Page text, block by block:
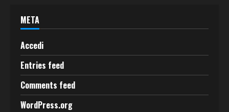
META
Accedi
Entries feed
Comments feed
WordPress.org